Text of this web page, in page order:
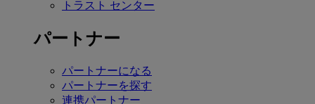
トラスト センター
パートナー
パートナーになる
パートナーを探す
連携パートナー